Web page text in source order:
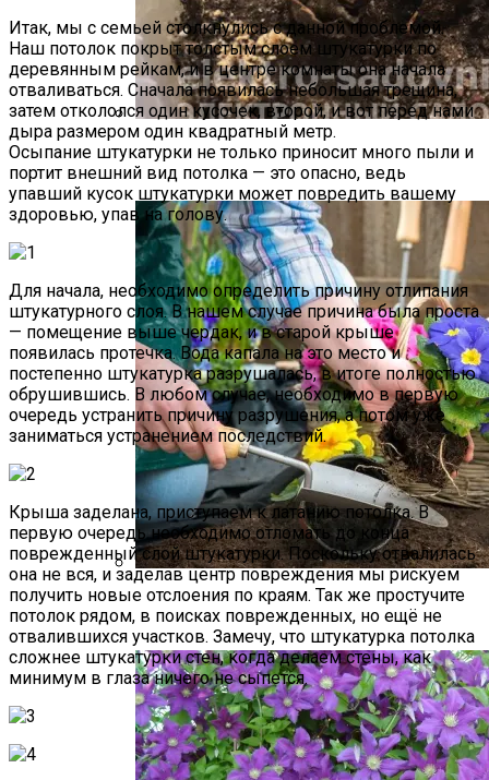
Как Прорастить Канны После Зимы –
Фото Инструкция
Виды Цветов Для Посадки В Апреле,
Чтобы Быстрее Зацвели
Итак, мы с семьей столкнулись с данной проблемой.
Наш потолок покрыт толстым слоем штукатурки по
деревянным рейкам, и в центре комнаты она начала
отваливаться. Сначала появилась небольшая трещина,
затем откололся один кусочек, второй, и вот перед нами
дыра размером один квадратный метр.
Осыпание штукатурки не только приносит много пыли и
портит внешний вид потолка — это опасно, ведь
упавший кусок штукатурки может повредить вашему
здоровью, упав на голову.
Для начала, необходимо определить причину отлипания
штукатурного слоя. В нашем случае причина была проста
— помещение выше чердак, и в старой крыше
появилась протечка. Вода капала на это место и
постепенно штукатурка разрушалась, в итоге полностью
обрушившись. В любом случае, необходимо в первую
очередь устранить причину разрушения, а потом уже
заниматься устранением последствий.
Крыша заделана, приступаем к латанию потолка. В
первую очередь необходимо отломать до конца
поврежденный слой штукатурки. Поскольку отвалилась
она не вся, и заделав центр повреждения мы рискуем
получить новые отслоения по краям. Так же простучите
потолок рядом, в поисках поврежденных, но ещё не
отвалившихся участков. Замечу, что штукатурка потолка
сложнее штукатурки стен, когда делаем стены, как
минимум в глаза ничего не сыпется.